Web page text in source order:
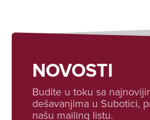
NOVOSTI
Budite u toku sa
dešavanjima u Subotici,
našu mailing listu.